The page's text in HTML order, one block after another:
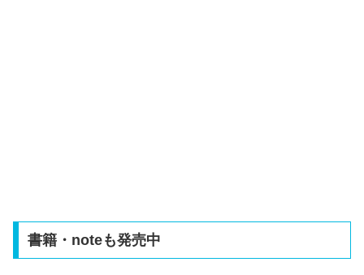
書籍・noteも発売中